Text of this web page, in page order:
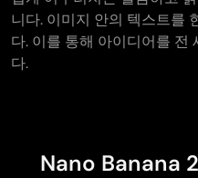
니다. 이미지 안의 텍스트를
다. 이를 통해 아이디어를 전
다.
Nano Banana